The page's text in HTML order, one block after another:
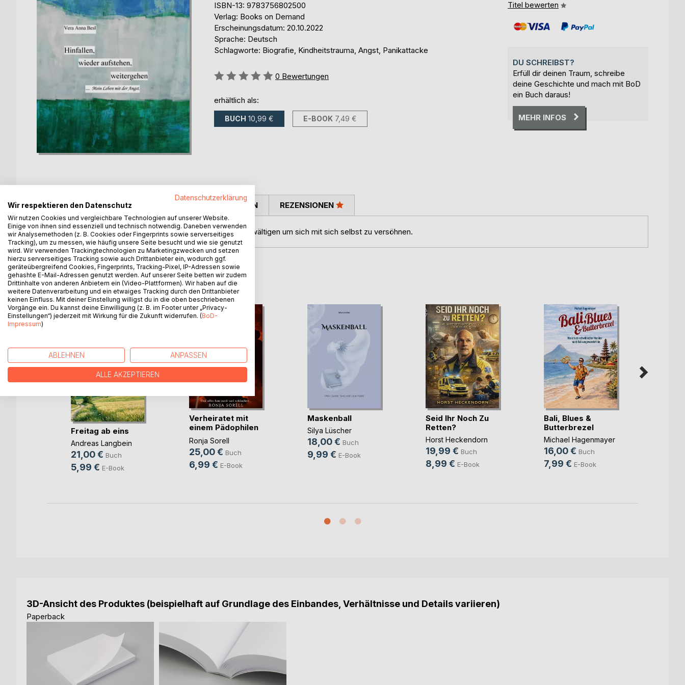
ISBN-13: 9783756802500
Verlag: Books on Demand
Erscheinungsdatum: 20.10.2022
Sprache: Deutsch
Schlagworte: Biografie, Kindheitstrauma, Angst, Panikattacke
Bewertung::
0 Bewertungen
erhältlich als:
BUCH 10,99 € E-BOOK 7,49 €
Titel bewerten
DU SCHREIBST?
Erfüll dir deinen Traum, schreibe
deine Geschichte und mach mit BoD
ein Buch daraus!
MEHR INFOS
BESCHREIBUNG
Auch im Alter ist es nie zu spät ein Kindheitstrauma zu bewältigen um sich mit sich selbst zu versöhnen.
AUTOR/IN PRESSESTIMMEN REZENSIONEN
WEITERE TITEL BEIBoD
Freitag ab eins
Andreas Langbein
21,00 € Buch
5,99 € E-Book
Verheiratet mit
einem Pädophilen
u(...)
Ronja Sorell
25,00 € Buch
6,99 € E-Book
Maskenball
Silya Lüscher
18,00 € Buch
9,99 € E-Book
Seid Ihr Noch Zu
Retten?
Horst Heckendorn
19,99 € Buch
8,99 € E-Book
Bali, Blues &
Butterbrezel
Michael Hagenmayer
16,00 € Buch
7,99 € E-Book
3D-Ansicht des Produktes (beispielhaft auf Grundlage des Einbandes, Verhältnisse und Details variieren)
Paperback
Datenschutzerklärung
Wir respektieren den Datenschutz
Wir nutzen Cookies und vergleichbare Technologien auf unserer Website.
Einige von ihnen sind essenziell und technisch notwendig. Daneben verwenden
wir Analysemethoden (z. B. Cookies oder Fingerprints sowie serverseitiges
Tracking), um zu messen, wie häufig unsere Seite besucht und wie sie genutzt
wird. Wir verwenden Trackingtechnologien zu Marketingzwecken und setzen
hierzu serverseitiges Tracking sowie auch Drittanbieter ein, wodurch ggf.
geräteübergreifend Cookies, Fingerprints, Tracking-Pixel, IP-Adressen sowie
gehashte E-Mail-Adressen genutzt werden. Auf unserer Seite betten wir zudem
Drittinhalte von anderen Anbietern ein (Video-Plattformen). Wir haben auf die
weitere Datenverarbeitung und ein etwaiges Tracking durch den Drittanbieter
keinen Einfluss. Mit deiner Einstellung willigst du in die oben beschriebenen
Vorgänge ein. Du kannst deine Einwilligung (z. B. im Footer unter „Privacy-
Einstellungen“) jederzeit mit Wirkung für die Zukunft widerrufen. (BoD-
Impressum)
ABLEHNEN ANPASSEN
ALLE AKZEPTIEREN